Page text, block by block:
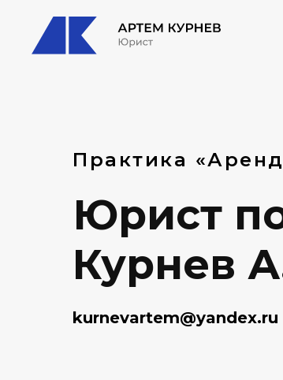
Практика
Юрист
Курнев
kurnevartem@yandex.ru